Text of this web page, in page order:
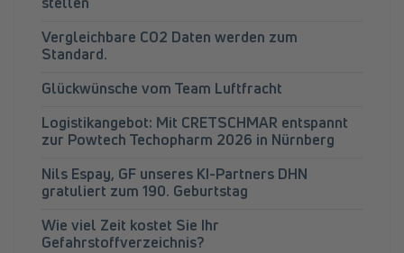
Vergleichbare CO2 Daten werden zum
Standard.
Glückwünsche vom Team Luftfracht
Logistikangebot: Mit CRETSCHMAR entspannt
zur Powtech Techopharm 2026 in Nürnberg
Nils Espay, GF unseres KI-Partners DHN
gratuliert zum 190. Geburtstag
Wie viel Zeit kostet Sie Ihr
Gefahrstoffverzeichnis?